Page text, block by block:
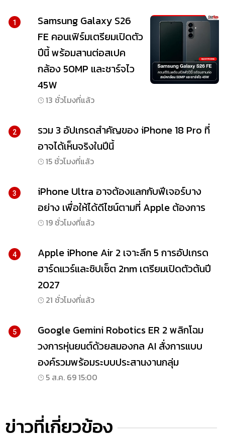
1
Samsung Galaxy S26
FE คอนเฟิร์มเตรียมเปิดตัว
ปีนี้ พร้อมสานต่อสเปค
กล้อง 50MP และชาร์จไว
45W
13 ชั่วโมงที่แล้ว
2
รวม 3 อัปเกรดสำคัญของ iPhone 18 Pro ที่
อาจได้เห็นจริงในปีนี้
15 ชั่วโมงที่แล้ว
3
iPhone Ultra อาจต้องแลกกับฟีเจอร์บาง
อย่าง เพื่อให้ได้ดีไซน์ตามที่ Apple ต้องการ
19 ชั่วโมงที่แล้ว
4
Apple iPhone Air 2 เจาะลึก 5 การอัปเกรด
ฮาร์ดแวร์และชิปเซ็ต 2nm เตรียมเปิดตัวต้นปี
2027
21 ชั่วโมงที่แล้ว
5
Google Gemini Robotics ER 2 พลิกโฉม
วงการหุ่นยนต์ด้วยสมองกล AI สั่งการแบบ
องค์รวมพร้อมระบบประสานงานกลุ่ม
5 ส.ค. 69 15:00
ข่าวที่เกี่ยวข้อง